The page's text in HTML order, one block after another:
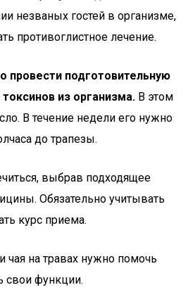
незваных гостей в организме,
противоглистное лечение.
провести подготовительную
из организма. В этом
В течение недели его нужно
до трапезы.
выбрав подходящее
Обязательно учитывать
курс приема.
на травах нужно помочь
свои функции.